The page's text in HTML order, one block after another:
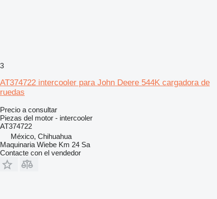
3
AT374722 intercooler para John Deere 544K cargadora de
ruedas
Precio a consultar
Piezas del motor - intercooler
AT374722
México, Chihuahua
Maquinaria Wiebe Km 24 Sa
Contacte con el vendedor